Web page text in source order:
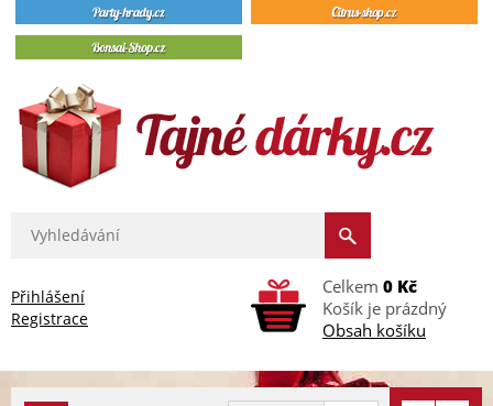
Přihlášení
Registrace
Celkem 0 Kč
Košík je prázdný
Obsah košíku